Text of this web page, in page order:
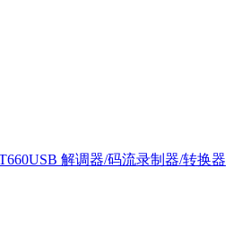
解调器/码流录制器/转换器